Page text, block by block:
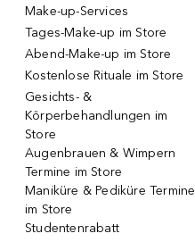
Make-up-Services
Tages-Make-up im Store
Abend-Make-up im Store
Kostenlose Rituale im Store
Gesichts- &
Körperbehandlungen im
Store
Augenbrauen & Wimpern
Termine im Store
Maniküre & Pediküre Termine
im Store
Studentenrabatt